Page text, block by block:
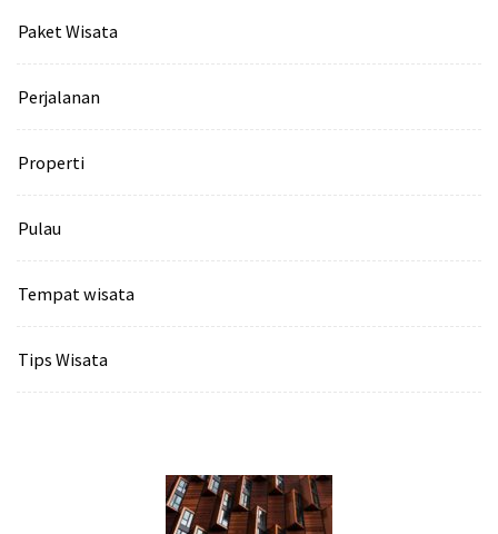
Paket Wisata
Perjalanan
Properti
Pulau
Tempat wisata‎
Tips Wisata